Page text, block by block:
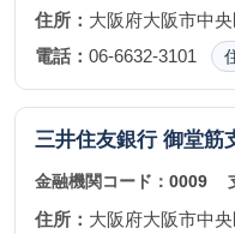
住所： 大阪府大阪市中
電話： 06-6632-3101
三井住友銀行 御堂筋
金融機関コード： 0009
住所： 大阪府大阪市中